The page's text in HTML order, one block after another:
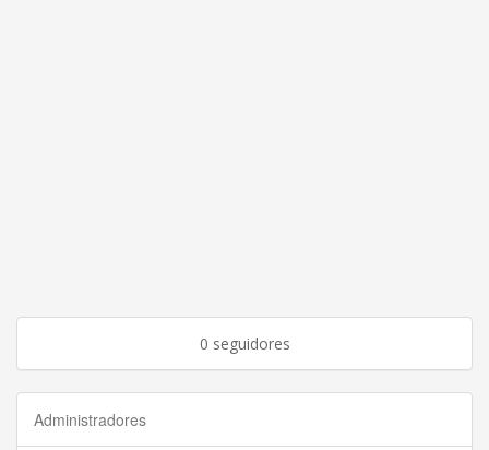
0 seguidores
Administradores